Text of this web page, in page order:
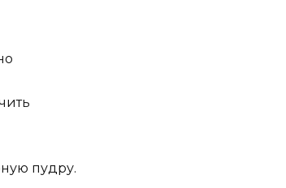
пудру.